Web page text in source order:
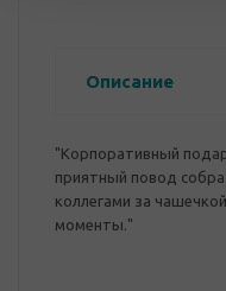
Описание
"Корпоративный
приятный повод
коллегами за
моменты."